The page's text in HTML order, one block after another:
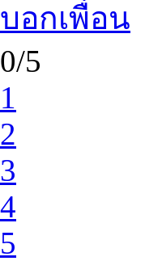
บอกเพื่อน
0/5
1
2
3
4
5